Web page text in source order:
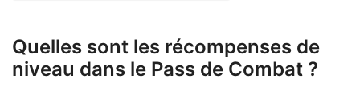
Quelles sont les récompenses de
niveau dans le Pass de Combat ?